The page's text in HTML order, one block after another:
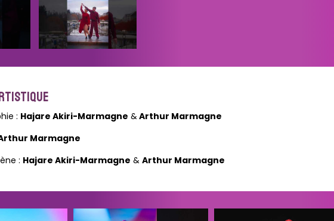
: Hajare Akiri-Marmagne &Arthur Marmagne
Marmagne
: Hajare Akiri-Marmagne &Arthur Marmagne